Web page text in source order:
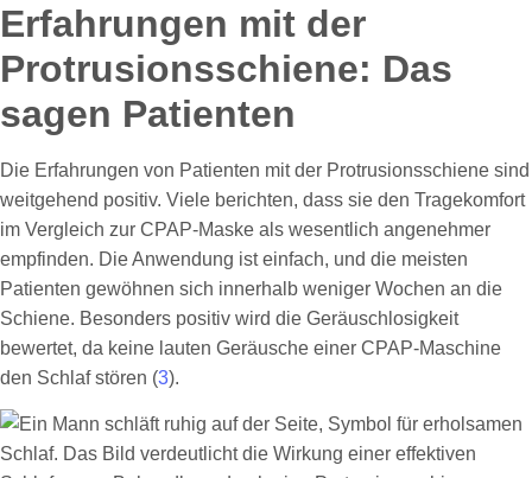
Erfahrungen mit der
Protrusionsschiene: Das
sagen Patienten
Die Erfahrungen von Patienten mit der Protrusionsschiene sind
weitgehend positiv. Viele berichten, dass sie den Tragekomfort
im Vergleich zur CPAP-Maske als wesentlich angenehmer
empfinden. Die Anwendung ist einfach, und die meisten
Patienten gewöhnen sich innerhalb weniger Wochen an die
Schiene. Besonders positiv wird die Geräuschlosigkeit
bewertet, da keine lauten Geräusche einer CPAP-Maschine
den Schlaf stören (3).